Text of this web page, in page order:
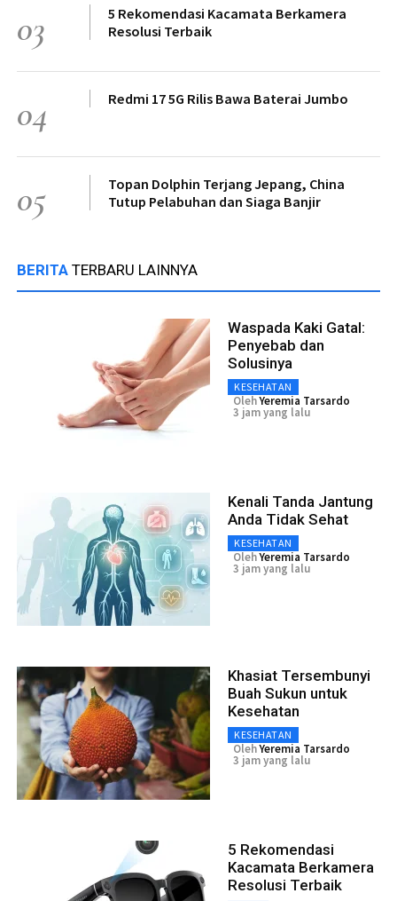
03
5 Rekomendasi Kacamata Berkamera
Resolusi Terbaik
04 Redmi 17 5G Rilis Bawa Baterai Jumbo
05
Topan Dolphin Terjang Jepang, China
Tutup Pelabuhan dan Siaga Banjir
BERITA TERBARU LAINNYA
Waspada Kaki Gatal:
Penyebab dan
Solusinya
KESEHATAN
OlehYeremia Tarsardo
3 jam yang lalu
Kenali Tanda Jantung
Anda Tidak Sehat
KESEHATAN
OlehYeremia Tarsardo
3 jam yang lalu
Khasiat Tersembunyi
Buah Sukun untuk
Kesehatan
KESEHATAN
OlehYeremia Tarsardo
3 jam yang lalu
5 Rekomendasi
Kacamata Berkamera
Resolusi Terbaik